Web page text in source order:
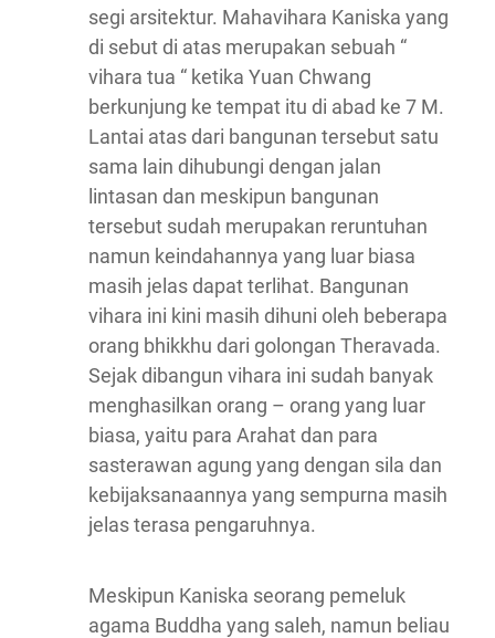
segi arsitektur. Mahavihara Kaniska yang
di sebut di atas merupakan sebuah “
vihara tua “ ketika Yuan Chwang
berkunjung ke tempat itu di abad ke 7 M.
Lantai atas dari bangunan tersebut satu
sama lain dihubungi dengan jalan
lintasan dan meskipun bangunan
tersebut sudah merupakan reruntuhan
namun keindahannya yang luar biasa
masih jelas dapat terlihat. Bangunan
vihara ini kini masih dihuni oleh beberapa
orang bhikkhu dari golongan Theravada.
Sejak dibangun vihara ini sudah banyak
menghasilkan orang – orang yang luar
biasa, yaitu para Arahat dan para
sasterawan agung yang dengan sila dan
kebijaksanaannya yang sempurna masih
jelas terasa pengaruhnya.
Meskipun Kaniska seorang pemeluk
agama Buddha yang saleh, namun beliau